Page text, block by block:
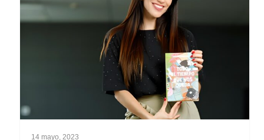
14 mayo, 2023